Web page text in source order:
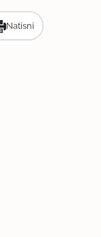
Natisni